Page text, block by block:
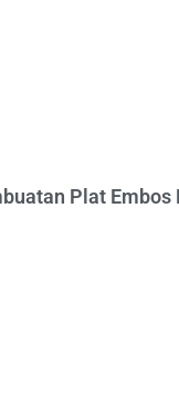
Plat Embos